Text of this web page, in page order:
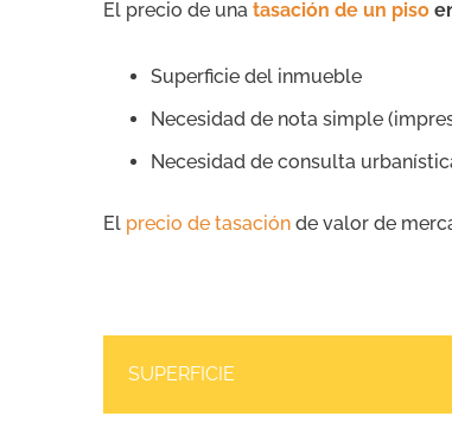
El precio de una tasación de un piso
Superficie del inmueble
Necesidad de nota simple
Necesidad de consulta
El precio de tasación de valor de
SUPERFICIE